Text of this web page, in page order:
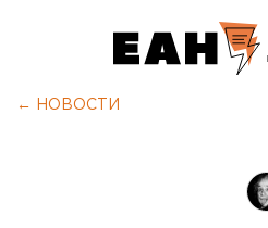
← НОВОСТИ